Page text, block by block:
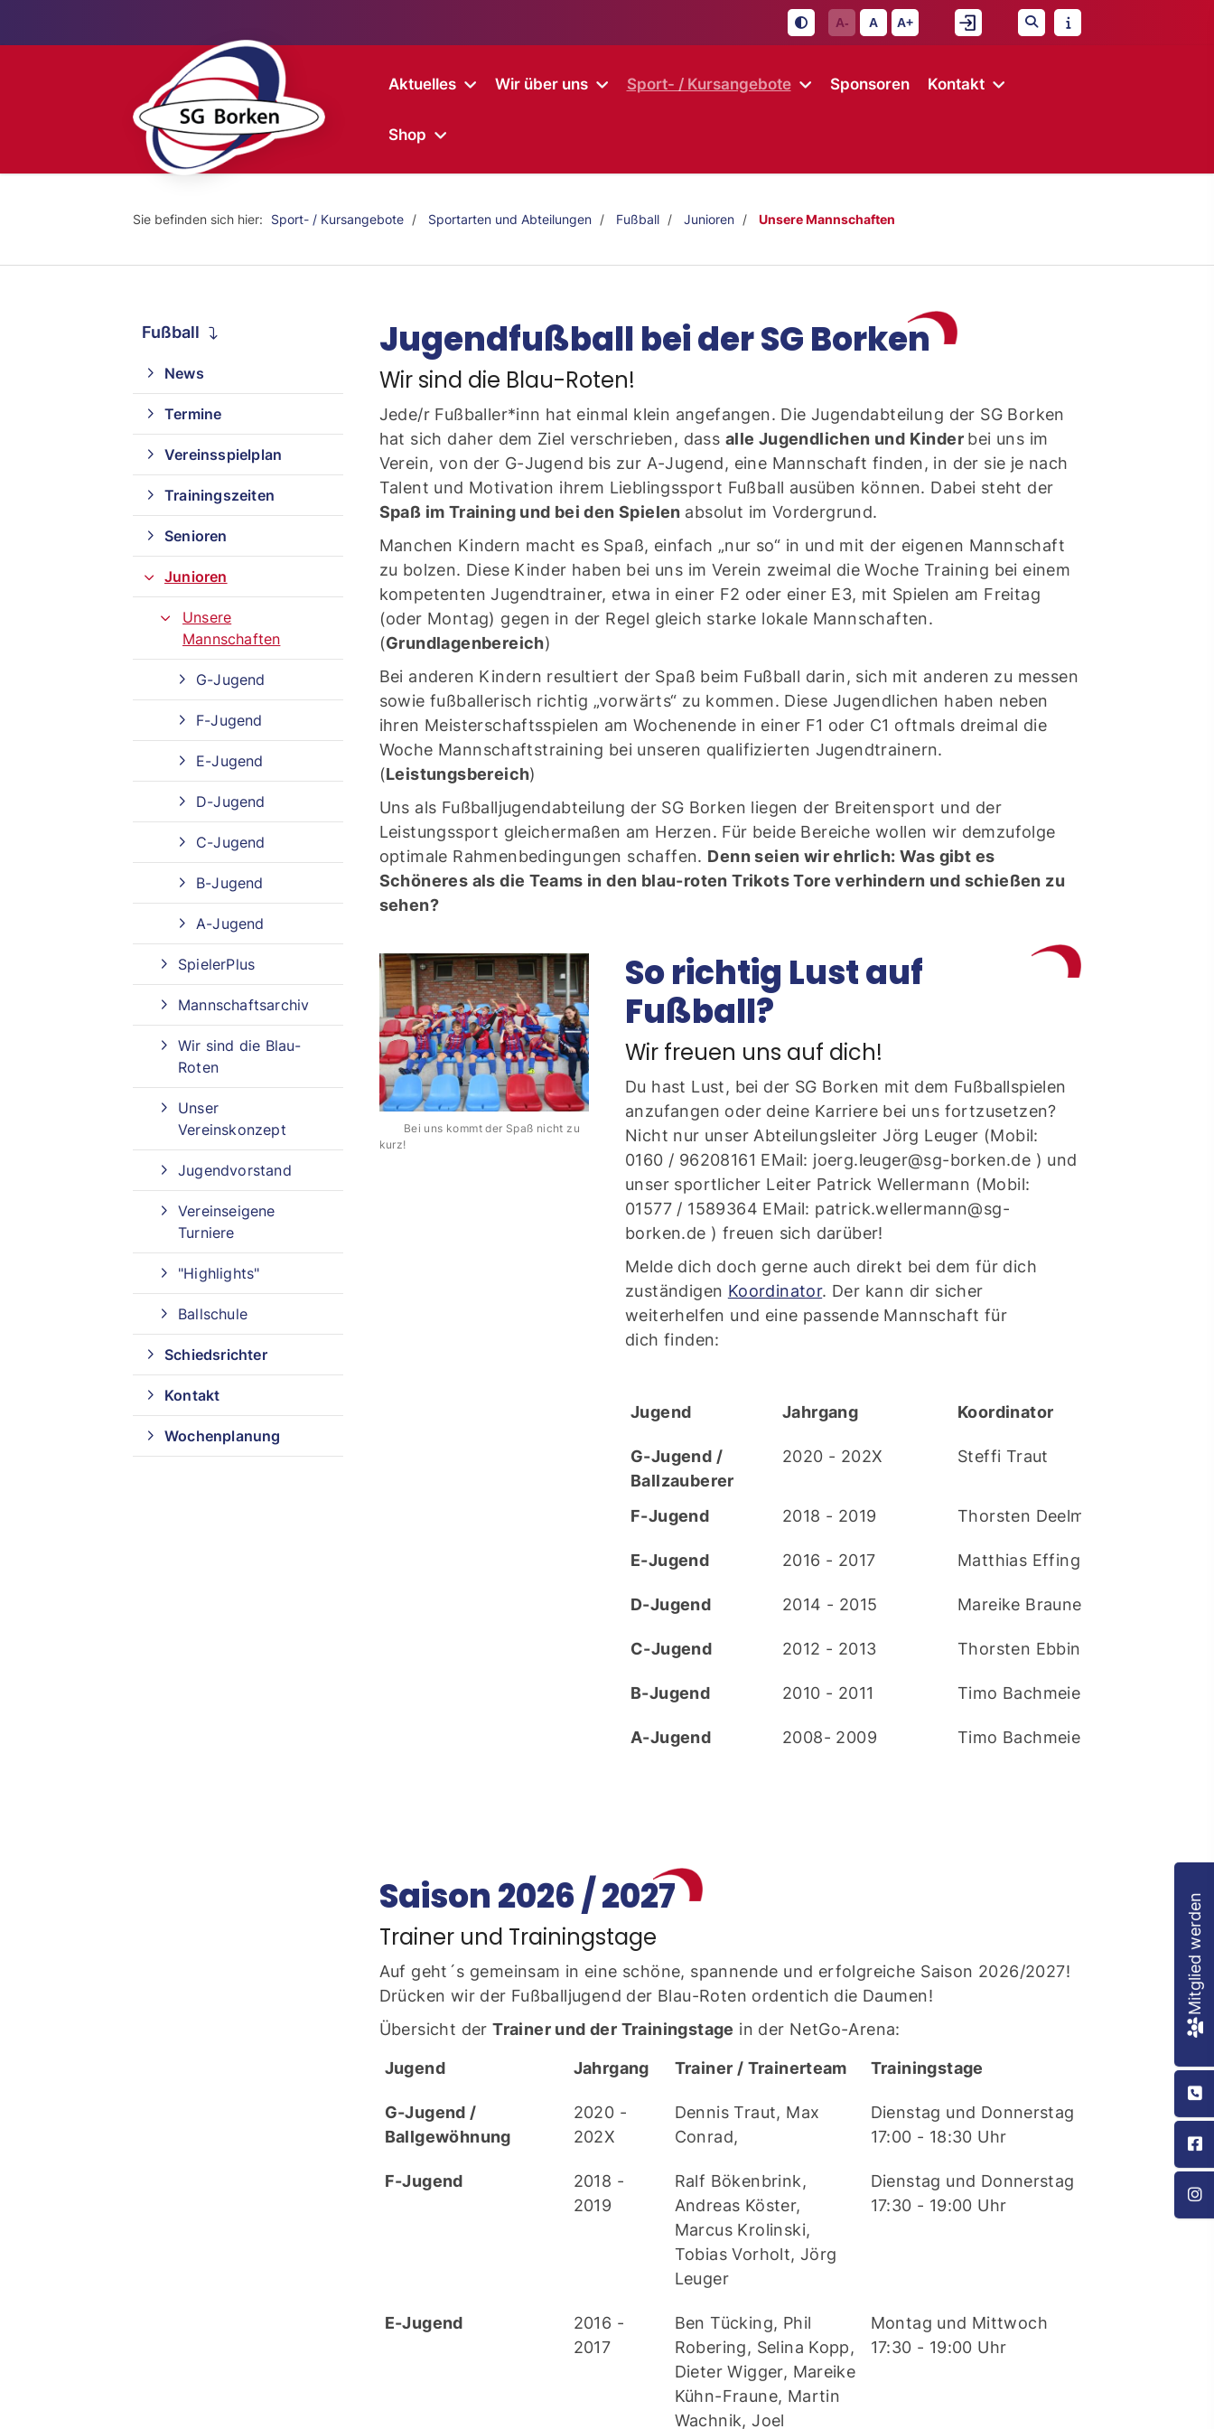
A- A A+
Aktuelles Wir über uns Sport- / Kursangebote Sponsoren Kontakt
Shop
Sie befinden sich hier: Sport- / Kursangebote Sportarten und Abteilungen Fußball Junioren Unsere Mannschaften
Jugendfußball bei der SG Borken
Wir sind die Blau-Roten!
Jede/r Fußballer*inn hat einmal klein angefangen. Die Jugendabteilung der SG Borken
hat sich daher dem Ziel verschrieben, dass alle Jugendlichen und Kinder bei uns im
Verein, von der G-Jugend bis zur A-Jugend, eine Mannschaft finden, in der sie je nach
Talent und Motivation ihrem Lieblingssport Fußball ausüben können. Dabei steht der
Spaß im Training und bei den Spielen absolut im Vordergrund.
Manchen Kindern macht es Spaß, einfach „nur so“ in und mit der eigenen Mannschaft
zu bolzen. Diese Kinder haben bei uns im Verein zweimal die Woche Training bei einem
kompetenten Jugendtrainer, etwa in einer F2 oder einer E3, mit Spielen am Freitag
(oder Montag) gegen in der Regel gleich starke lokale Mannschaften.
(Grundlagenbereich)
Bei anderen Kindern resultiert der Spaß beim Fußball darin, sich mit anderen zu messen
sowie fußballerisch richtig „vorwärts“ zu kommen. Diese Jugendlichen haben neben
ihren Meisterschaftsspielen am Wochenende in einer F1 oder C1 oftmals dreimal die
Woche Mannschaftstraining bei unseren qualifizierten Jugendtrainern.
(Leistungsbereich)
Uns als Fußballjugendabteilung der SG Borken liegen der Breitensport und der
Leistungssport gleichermaßen am Herzen. Für beide Bereiche wollen wir demzufolge
optimale Rahmenbedingungen schaffen. Denn seien wir ehrlich: Was gibt es
Schöneres als die Teams in den blau-roten Trikots Tore verhindern und schießen zu
sehen?
Bei uns kommt der Spaß nicht zu
kurz!
So richtig Lust auf
Fußball?
Wir freuen uns auf dich!
Du hast Lust, bei der SG Borken mit dem Fußballspielen
anzufangen oder deine Karriere bei uns fortzusetzen?
Nicht nur unser Abteilungsleiter Jörg Leuger (Mobil:
0160 / 96208161 EMail: joerg.leuger@sg-borken.de ) und
unser sportlicher Leiter Patrick Wellermann (Mobil:
01577 / 1589364 EMail: patrick.wellermann@sg-
borken.de ) freuen sich darüber!
Melde dich doch gerne auch direkt bei dem für dich
zuständigen Koordinator. Der kann dir sicher
weiterhelfen und eine passende Mannschaft für
dich finden:
Jugend Jahrgang Koordinator
G-Jugend /
Ballzauberer
2020 - 202X Steffi Traut
F-Jugend 2018 - 2019 Thorsten Deelmann
E-Jugend 2016 - 2017 Matthias Effing
D-Jugend 2014 - 2015 Mareike Brauner
C-Jugend 2012 - 2013 Thorsten Ebbing
B-Jugend 2010 - 2011 Timo Bachmeier
A-Jugend 2008- 2009 Timo Bachmeier
Saison 2026 / 2027
Trainer und Trainingstage
Auf geht´s gemeinsam in eine schöne, spannende und erfolgreiche Saison 2026/2027!
Drücken wir der Fußballjugend der Blau-Roten ordentich die Daumen!
Übersicht derTrainer und der Trainingstage in der NetGo-Arena:
Jugend Jahrgang Trainer / Trainerteam Trainingstage
G-Jugend /
Ballgewöhnung
2020 -
202X
Dennis Traut, Max
Conrad,
Dienstag und Donnerstag
17:00 - 18:30 Uhr
F-Jugend
2018 -
2019
Ralf Bökenbrink,
Andreas Köster,
Marcus Krolinski,
Tobias Vorholt, Jörg
Leuger
Dienstag und Donnerstag
17:30 - 19:00 Uhr
E-Jugend
2016 -
2017
Ben Tücking, Phil
Robering, Selina Kopp,
Dieter Wigger, Mareike
Kühn-Fraune, Martin
Wachnik, Joel
Montag und Mittwoch
17:30 - 19:00 Uhr
Fußball
News
Termine
Vereinsspielplan
Trainingszeiten
Senioren
Junioren
Unsere
Mannschaften
G-Jugend
F-Jugend
E-Jugend
D-Jugend
C-Jugend
B-Jugend
A-Jugend
SpielerPlus
Mannschaftsarchiv
Wir sind die Blau-
Roten
Unser
Vereinskonzept
Jugendvorstand
Vereinseigene
Turniere
"Highlights"
Ballschule
Schiedsrichter
Kontakt
Wochenplanung
Mitglied werden
Quicklinks
Sportangebote finden
Unser Sportangebot
Sportangebot A-Z
Mitglieder-Service
Fragen & Antworten
Kontakt
Adresse: Feldmark 5
46325 Borken